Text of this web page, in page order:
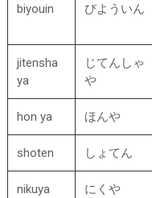
biyouin びよういん
jitensha
ya
じてんしゃ
や
hon ya ほんや
shoten しょてん
nikuya にくや